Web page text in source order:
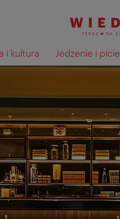
i kultura Jedzenie i picie